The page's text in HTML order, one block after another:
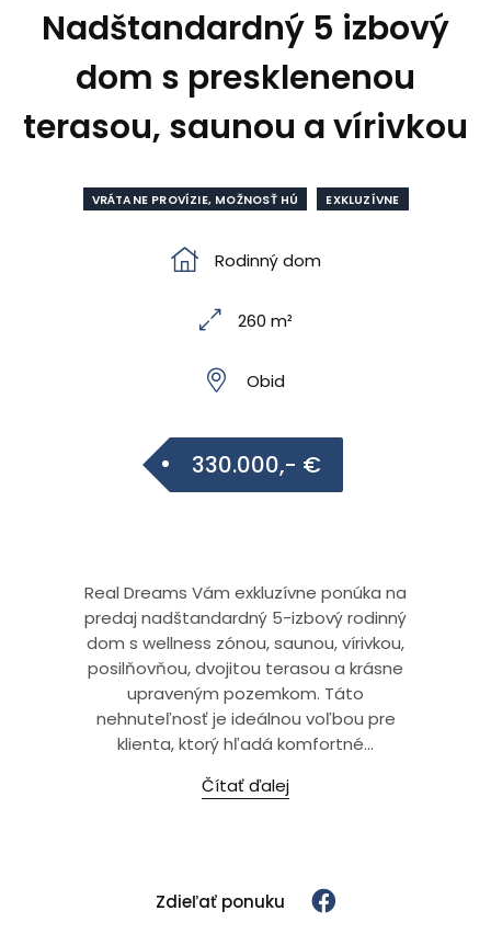
Nadštandardný 5 izbový
dom s presklenenou
terasou, saunou a vírivkou
VRÁTANE PROVÍZIE, MOŽNOSŤ HÚ EXKLUZÍVNE
Rodinný dom
260 m²
Obid
330.000,- €
Real Dreams Vám exkluzívne ponúka na
predaj nadštandardný 5-izbový rodinný
dom s wellness zónou, saunou, vírivkou,
posilňovňou, dvojitou terasou a krásne
upraveným pozemkom. Táto
nehnuteľnosť je ideálnou voľbou pre
klienta, ktorý hľadá komfortné...
Čítať ďalej
Zdieľať ponuku